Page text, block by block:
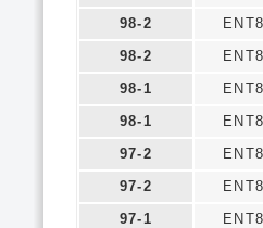
98-2
98-2
98-1
98-1
97-2
97-2
97-1